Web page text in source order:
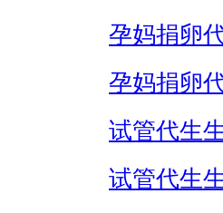
孕妈捐卵
孕妈捐卵
试管代生
试管代生